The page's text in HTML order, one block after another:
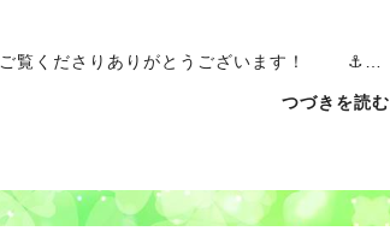
ご覧くださりありがとうございます！ ⚓…
つづきを読む